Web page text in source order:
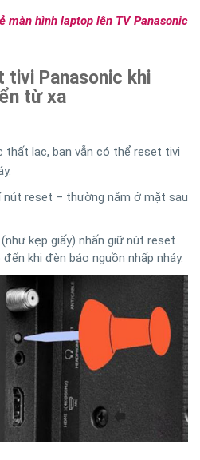
màn hình laptop lên TV Panasonic
tivi Panasonic khi
từ xa
thất lạc, bạn vẫn có thể reset tivi
nút reset – thường nằm ở mặt sau
kẹp giấy) nhấn giữ nút reset
khi đèn báo nguồn nhấp nháy.